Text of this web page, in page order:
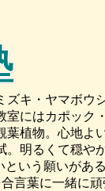
ズキ・ヤマボウ
室にはカポック
植物。 心地よ
明るくて穏や
いう願いがある
言葉に一緒に